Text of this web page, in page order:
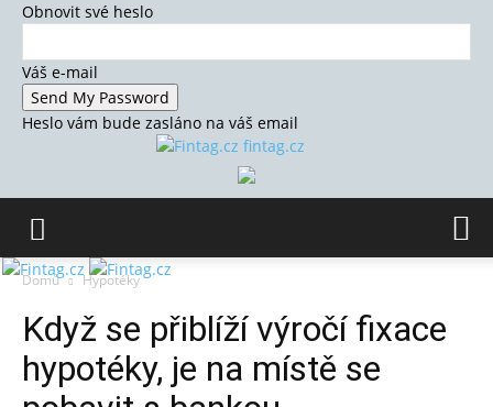
Obnovit své heslo
Váš e-mail
Heslo vám bude zasláno na váš email
fintag.cz
Domů Hypotéky
Když se přiblíží výročí fixace
hypotéky, je na místě se